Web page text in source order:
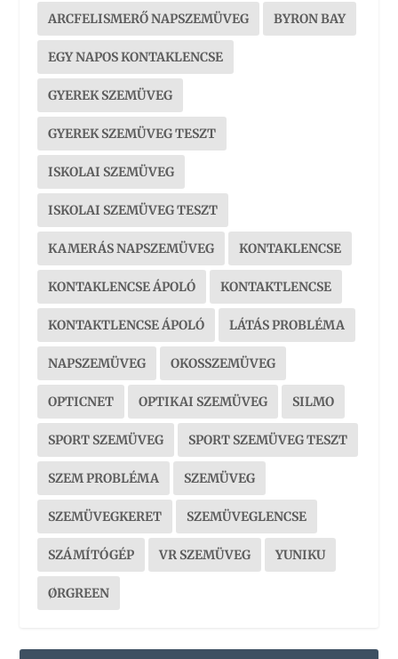
ARCFELISMERŐ NAPSZEMÜVEG BYRON BAY
EGY NAPOS KONTAKLENCSE
GYEREK SZEMÜVEG
GYEREK SZEMÜVEG TESZT
ISKOLAI SZEMÜVEG
ISKOLAI SZEMÜVEG TESZT
KAMERÁS NAPSZEMÜVEG KONTAKLENCSE
KONTAKLENCSE ÁPOLÓ KONTAKTLENCSE
KONTAKTLENCSE ÁPOLÓ LÁTÁS PROBLÉMA
NAPSZEMÜVEG OKOSSZEMÜVEG
OPTICNET OPTIKAI SZEMÜVEG SILMO
SPORT SZEMÜVEG SPORT SZEMÜVEG TESZT
SZEM PROBLÉMA SZEMÜVEG
SZEMÜVEGKERET SZEMÜVEGLENCSE
SZÁMÍTÓGÉP VR SZEMÜVEG YUNIKU
ØRGREEN